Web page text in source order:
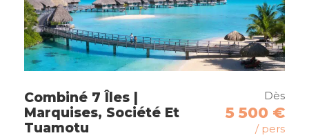
étape de ce voyage exceptionnel.
Arrivée Aéroport De Kilimanjaro
Arusha
Tarangire
Lac Manyara
Combiné 7 Îles |
Marquises, Société Et
Tuamotu
Dès
5 500 €
/ pers